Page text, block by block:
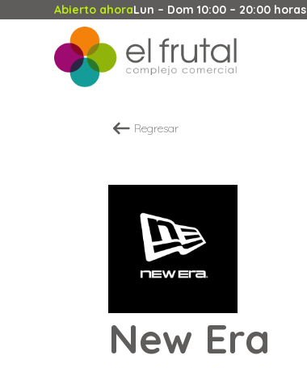
Abierto ahoraLun – Dom 10:00 – 20:00 horas
Regresar
New Era